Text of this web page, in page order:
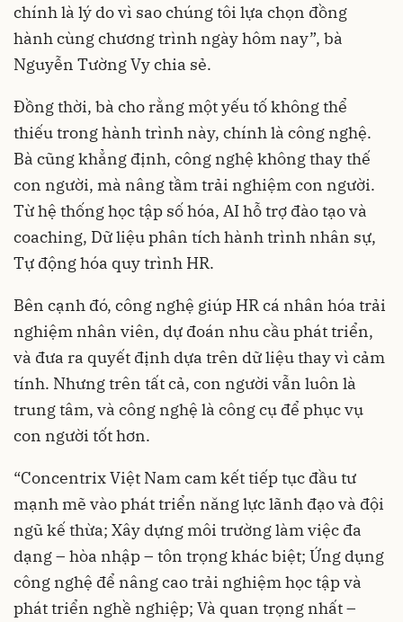
chính là lý do vì sao chúng tôi lựa chọn đồng
hành cùng chương trình ngày hôm nay”, bà
Nguyễn Tường Vy chia sẻ.
Đồng thời, bà cho rằng một yếu tố không thể
thiếu trong hành trình này, chính là công nghệ.
Bà cũng khẳng định, công nghệ không thay thế
con người, mà nâng tầm trải nghiệm con người.
Từ hệ thống học tập số hóa, AI hỗ trợ đào tạo và
coaching, Dữ liệu phân tích hành trình nhân sự,
Tự động hóa quy trình HR.
Bên cạnh đó, công nghệ giúp HR cá nhân hóa trải
nghiệm nhân viên, dự đoán nhu cầu phát triển,
và đưa ra quyết định dựa trên dữ liệu thay vì cảm
tính. Nhưng trên tất cả, con người vẫn luôn là
trung tâm, và công nghệ là công cụ để phục vụ
con người tốt hơn.
“Concentrix Việt Nam cam kết tiếp tục đầu tư
mạnh mẽ vào phát triển năng lực lãnh đạo và đội
ngũ kế thừa; Xây dựng môi trường làm việc đa
dạng – hòa nhập – tôn trọng khác biệt; Ứng dụng
công nghệ để nâng cao trải nghiệm học tập và
phát triển nghề nghiệp; Và quan trọng nhất –